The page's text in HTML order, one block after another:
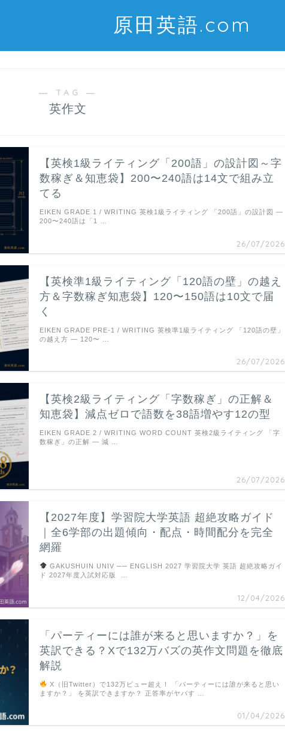
原田英語.com
― TAG ―
英作文
【英検1級ライティング「200語」の設計図～字
数稼ぎ＆知恵袋】200〜240語は14文で組み立
てる
26/07/2026
EIKEN GRADE 1 / WRITING 英検1級ライティング 「200語」の設計図 ―
200〜240語は「1 …
【英検準1級ライティング「120語の壁」の越え
方＆字数稼ぎ知恵袋】120〜150語は10文で届
く
26/07/2026
EIKEN GRADE PRE-1 / WRITING 英検準1級ライティング 「120語の壁」
の越え方 ― 120〜 …
【英検2級ライティング「字数稼ぎ」の正解＆
知恵袋】減点ゼロで語数を38語増やす12の型
26/07/2026
EIKEN GRADE 2 / WRITING WORD COUNT 英検2級ライティング 「字
数稼ぎ」の正解 ― 減 …
【2027年度】学習院大学英語 超絶攻略ガイド
｜全6学部の出題傾向・配点・時間配分を完全
網羅
12/04/2026
GAKUSHUIN UNIV ── ENGLISH 2027 学習院大学 英語 超絶攻略ガイ
ド 2027年度入試対応版 …
「パーティーには誰が来ると思いますか？」を
英訳できる？Xで132万バズの英作文問題を徹底
解説
01/04/2026
X（旧Twitter）で132万ビュー超え！ 「パーティーには誰が来ると思い
ますか？」 を英訳できますか？ 正答率がヤバす …